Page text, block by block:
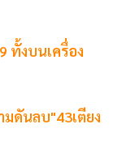
ทั้งบนเครื่อง
ดันลบ"43เตียง